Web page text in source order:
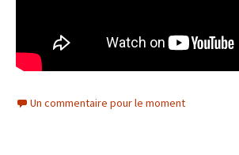
Un commentaire pour le moment